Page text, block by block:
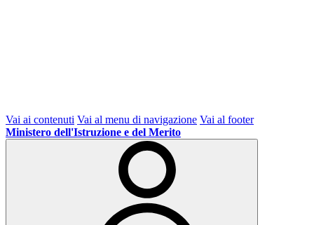
Vai ai contenuti Vai al menu di navigazione Vai al footer
Ministero dell'Istruzione e del Merito